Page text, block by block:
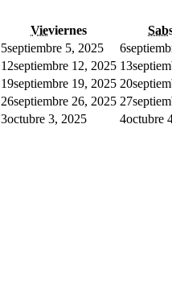
Vieviernes Sab
5septiembre 5, 2025 6
12septiembre 12, 2025 13
19septiembre 19, 2025 20
26septiembre 26, 2025 27
3octubre 3, 2025 4octubre